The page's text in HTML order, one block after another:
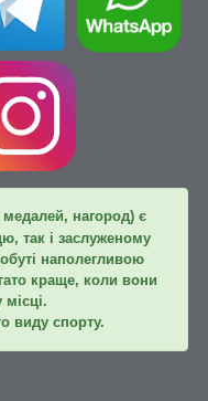
нагород) є
так і заслуженому
наполегливою
краще, коли вони
виду спорту.